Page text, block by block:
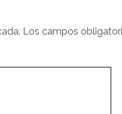
Los campos